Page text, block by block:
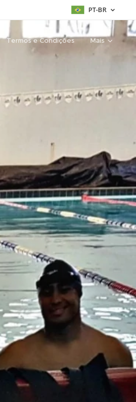
PT-BR
Termos e Condições Mais